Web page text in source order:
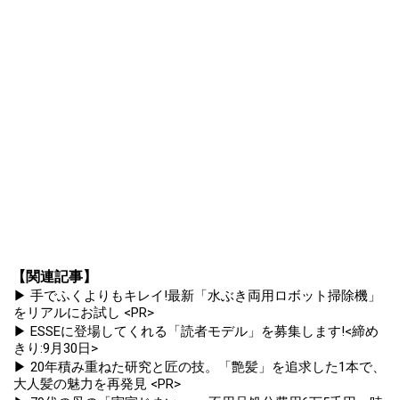
【関連記事】
▶ 手でふくよりもキレイ!最新「水ぶき両用ロボット掃除機」
をリアルにお試し <PR>
▶ ESSEに登場してくれる「読者モデル」を募集します!<締め
きり:9月30日>
▶ 20年積み重ねた研究と匠の技。「艶髪」を追求した1本で、
大人髪の魅力を再発見 <PR>